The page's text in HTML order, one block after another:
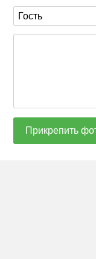
Прикрепить